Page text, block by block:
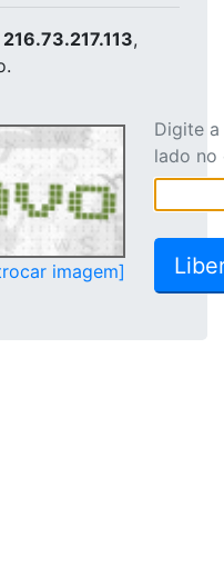
216.73.217.113,
imagem]
Digite
lado no